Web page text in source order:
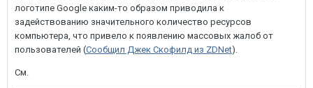
логотипе Google каким-то образом приводила к
задействованию значительного количество ресурсов
компьютера, что привело к появлению массовых жалоб от
пользователей (Сообщил Джек Скофилд из ZDNet).
См.